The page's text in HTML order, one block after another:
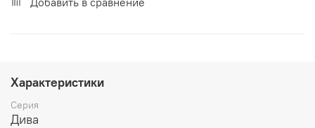
Характеристики
Серия
Дива